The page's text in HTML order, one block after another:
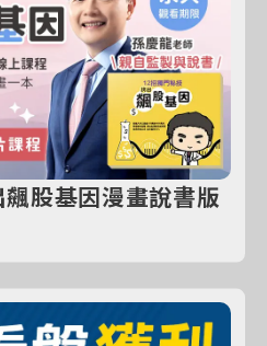
股基因漫畫說書版